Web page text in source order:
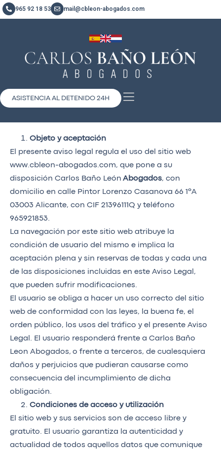
965 92 18 53 mail@cbleon-abogados.com
ASISTENCIA AL DETENIDO 24H
Objeto y aceptación
El presente aviso legal regula el uso del sitio web
www.cbleon-abogados.com, que pone a su
disposición Carlos Baño León Abogados, con
domicilio en calle Pintor Lorenzo Casanova 66 1ºA
03003 Alicante, con CIF 21396111Q y teléfono
965921853.
La navegación por este sitio web atribuye la
condición de usuario del mismo e implica la
aceptación plena y sin reservas de todas y cada una
de las disposiciones incluidas en este Aviso Legal,
que pueden sufrir modificaciones.
El usuario se obliga a hacer un uso correcto del sitio
web de conformidad con las leyes, la buena fe, el
orden público, los usos del tráfico y el presente Aviso
Legal. El usuario responderá frente a Carlos Baño
Leon Abogados, o frente a terceros, de cualesquiera
daños y perjuicios que pudieran causarse como
consecuencia del incumplimiento de dicha
obligación.
Condiciones de acceso y utilización
El sitio web y sus servicios son de acceso libre y
gratuito. El usuario garantiza la autenticidad y
actualidad de todos aquellos datos que comunique